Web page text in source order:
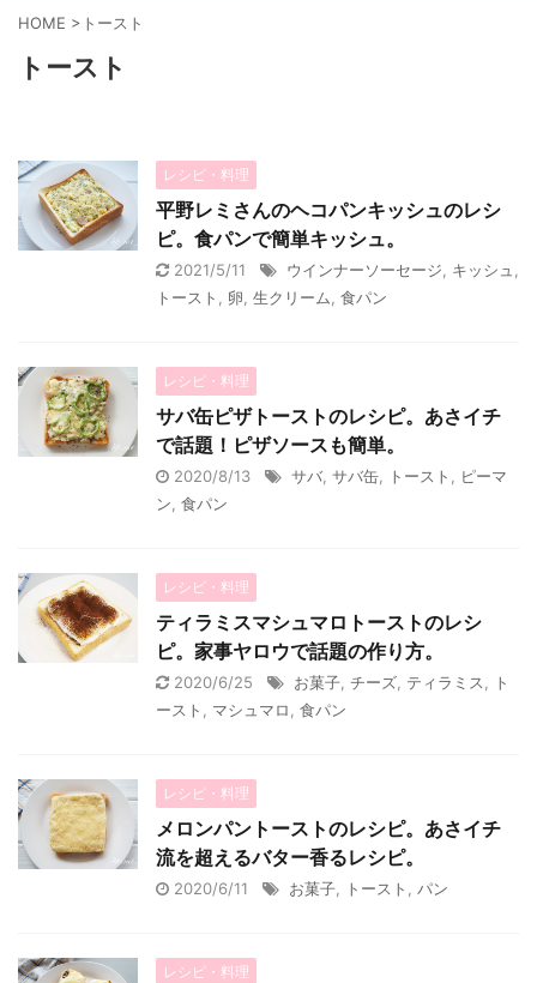
HOME > トースト
トースト
レシピ・料理
平野レミさんのヘコパンキッシュのレシ
ピ。食パンで簡単キッシュ。
2021/5/11 ウインナーソーセージ キッシュ
トースト
卵 生クリーム 食パン
レシピ・料理
サバ缶ピザトーストのレシピ。あさイチ
で話題！ピザソースも簡単。
2020/8/13 サバ サバ缶 トースト
ピーマ
ン 食パン
レシピ・料理
ティラミスマシュマロトーストのレシ
ピ。家事ヤロウで話題の作り方。
2020/6/25 お菓子 チーズ ティラミス
ト
ースト
マシュマロ 食パン
レシピ・料理
メロンパントーストのレシピ。あさイチ
流を超えるバター香るレシピ。
2020/6/11 お菓子 トースト パン
レシピ・料理